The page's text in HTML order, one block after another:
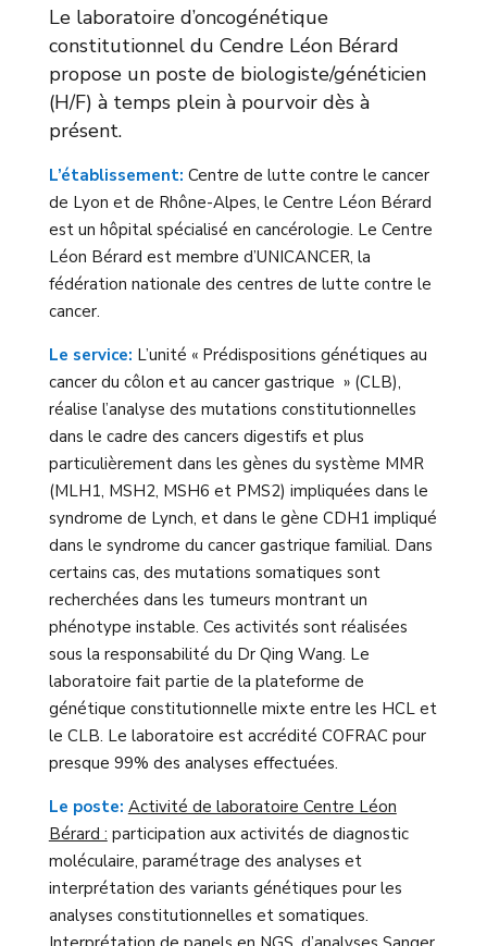
Le laboratoire d’oncogénétique
constitutionnel du Cendre Léon Bérard
propose un poste de biologiste/généticien
(H/F) à temps plein à pourvoir dès à
présent.
L’établissement: Centre de lutte contre le cancer
de Lyon et de Rhône-Alpes, le Centre Léon Bérard
est un hôpital spécialisé en cancérologie. Le Centre
Léon Bérard est membre d’UNICANCER, la
fédération nationale des centres de lutte contre le
cancer.
Le service: L’unité « Prédispositions génétiques au
cancer du côlon et au cancer gastrique » (CLB),
réalise l’analyse des mutations constitutionnelles
dans le cadre des cancers digestifs et plus
particulièrement dans les gènes du système MMR
(MLH1, MSH2, MSH6 et PMS2) impliquées dans le
syndrome de Lynch, et dans le gène CDH1 impliqué
dans le syndrome du cancer gastrique familial. Dans
certains cas, des mutations somatiques sont
recherchées dans les tumeurs montrant un
phénotype instable. Ces activités sont réalisées
sous la responsabilité du Dr Qing Wang. Le
laboratoire fait partie de la plateforme de
génétique constitutionnelle mixte entre les HCL et
le CLB. Le laboratoire est accrédité COFRAC pour
presque 99% des analyses effectuées.
Le poste: Activité de laboratoire Centre Léon
Bérard : participation aux activités de diagnostic
moléculaire, paramétrage des analyses et
interprétation des variants génétiques pour les
analyses constitutionnelles et somatiques.